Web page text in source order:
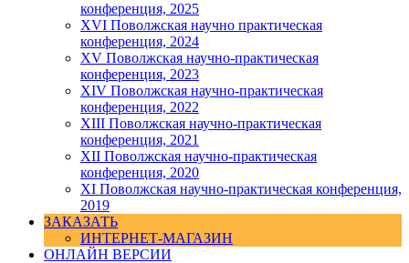
конференция, 2025
XVI Поволжская научно практическая
конференция, 2024
ХV Поволжская научно-практическая
конференция, 2023
ХIV Поволжская научно-практическая
конференция, 2022
ХIII Поволжская научно-практическая
конференция, 2021
ХII Поволжская научно-практическая
конференция, 2020
XI Поволжская научно-практическая конференция,
2019
ЗАКАЗАТЬ
ИНТЕРНЕТ-МАГАЗИН
ОНЛАЙН ВЕРСИИ